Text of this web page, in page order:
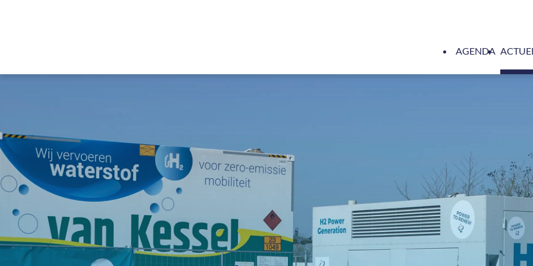
AGENDA